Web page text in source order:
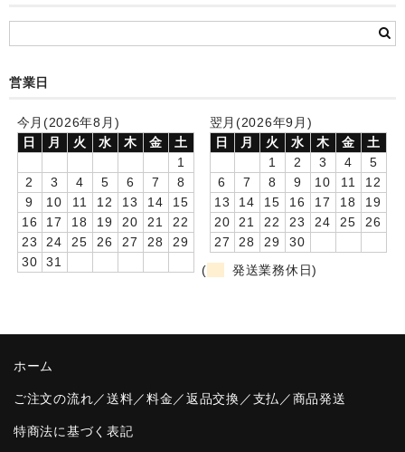
卒園DVDアルバム
卒業記念品
音声入りフォトフレームクロック(集合)
音声入りフォトフレームクロック(校歌)
スポーツウォッチ
営業日
今月(2026年8月)
日
月 火 水 木 金
土
1
2
3 4 5 6 7
8
9
10 11 12 13 14
15
16
17 18 19 20 21
22
23
24 25 26 27 28
29
30
31
翌月(2026年9月)
日
月 火 水 木 金
土
1
2 3 4
5
6
7 8 9 10 11
12
13
14 15 16 17 18
19
20
21 22 23 24 25
26
27
28 29
30
(
発送業務休日)
ホーム
ご注文の流れ／送料／料金／返品交換／支払／商品発送
特商法に基づく表記